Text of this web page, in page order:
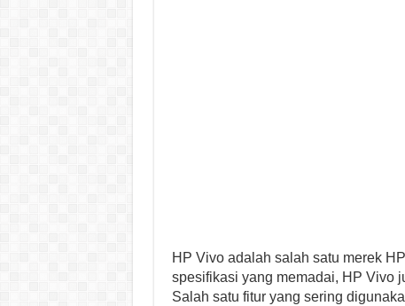
HP Vivo adalah salah satu merek
spesifikasi yang memadai, HP Vivo
Salah satu fitur yang sering